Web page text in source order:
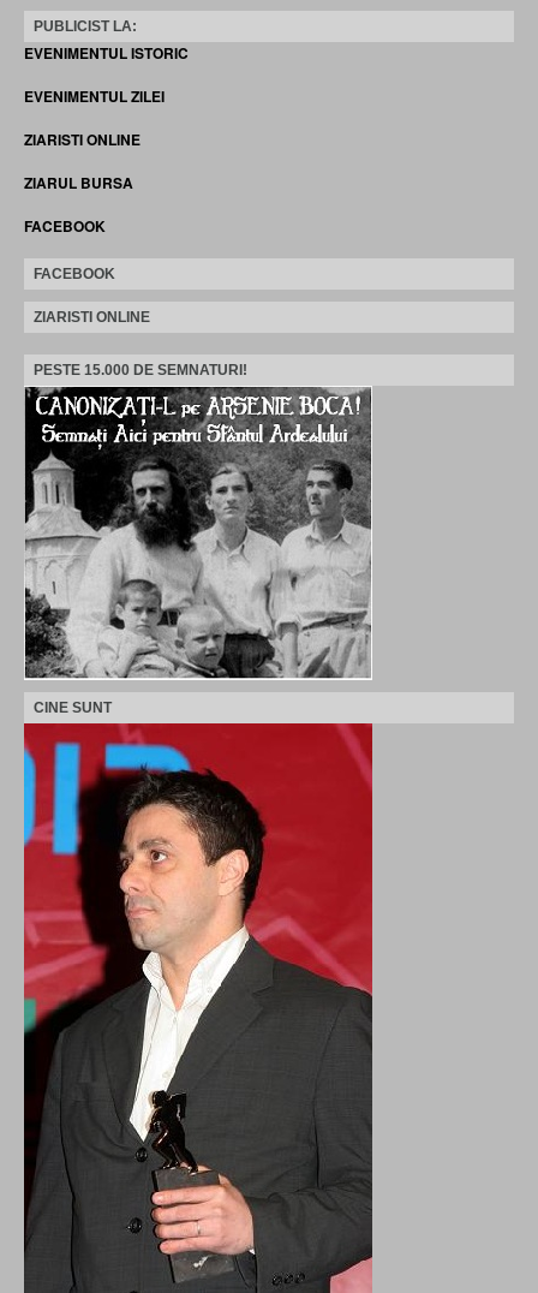
PUBLICIST LA:
EVENIMENTUL ISTORIC
EVENIMENTUL ZILEI
ZIARISTI ONLINE
ZIARUL BURSA
FACEBOOK
FACEBOOK
ZIARISTI ONLINE
PESTE 15.000 DE SEMNATURI!
CINE SUNT